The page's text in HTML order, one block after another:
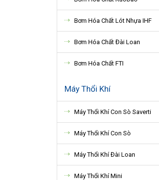
Bơm Hóa Chất Lót Nhựa IHF
Bơm Hóa Chất Đài Loan
Bơm Hóa Chất FTI
Máy Thổi Khí
Máy Thổi Khí Con Sò Saverti
Máy Thổi Khí Con Sò
Máy Thổi Khí Đài Loan
Máy Thổi Khí Mini